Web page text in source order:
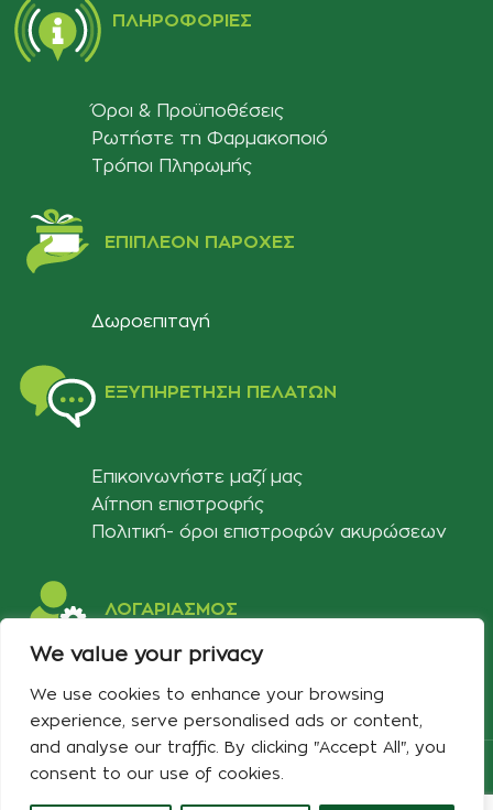
We value your privacy
We use cookies to enhance your browsing
experience, serve personalised ads or content,
and analyse our traffic. By clicking "Accept All", you
consent to our use of cookies.
ΠΛΗΡΟΦΟΡΊΕΣ
Όροι & Προϋποθέσεις
Ρωτήστε τη Φαρμακοποιό
Τρόποι Πληρωμής
ΕΠΙΠΛΈΟΝ ΠΑΡΟΧΈΣ
Δωροεπιταγή
ΕΞΥΠΗΡΈΤΗΣΗ ΠΕΛΑΤΏΝ
Επικοινωνήστε μαζί μας
Αίτηση επιστροφής
Πολιτική- όροι επιστροφών ακυρώσεων
ΛΟΓΑΡΙΑΣΜΟΣ
Στοιχεία λογαριασμού
Λίστα αγαπημένων
Copyright 2024 Developed & Designed byBest Cybernetics